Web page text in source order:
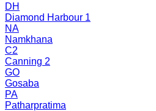
DH
Diamond Harbour 1
NA
Namkhana
C2
Canning 2
GO
Gosaba
PA
Patharpratima